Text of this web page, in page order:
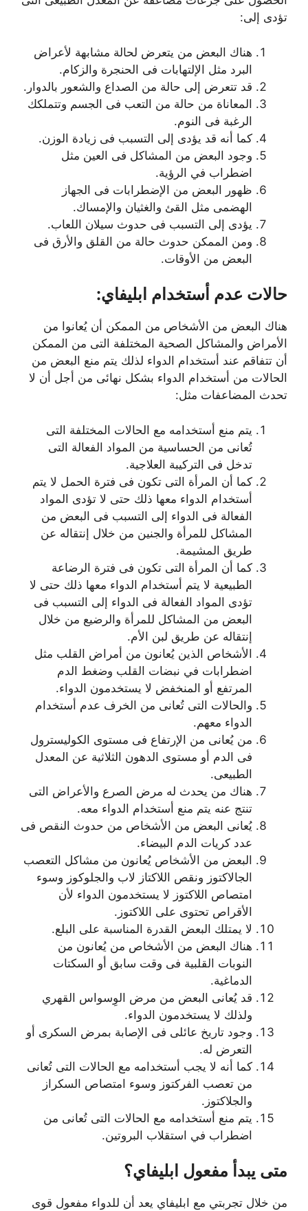
تؤدى إلى:
هناك البعض من يتعرض لحالة مشابهة لأعراض
البرد مثل الإلتهابات فى الحنجرة والزكام.
قد تتعرض إلى حالة من الصداع والشعور بالدوار.
المعاناة من حالة من التعب فى الجسم وتتملكك
الرغبة فى النوم.
كما أنه قد يؤدى إلى التسبب فى زيادة الوزن.
وجود البعض من المشاكل فى العين مثل
اضطراب في الرؤية.
ظهور البعض من الإضطرابات فى الجهاز
الهضمى مثل القئ والغثيان والإمساك.
يؤدى إلى التسبب فى حدوث سيلان اللعاب.
ومن الممكن حدوث حالة من القلق والأرق فى
البعض من الأوقات.
حالات عدم أستخدام ابليفاي:
هناك البعض من الأشخاص من الممكن أن يُعانوا من
الأمراض والمشاكل الصحية المختلفة التى من الممكن
أن تتفاقم عند أستخدام الدواء لذلك يتم منع البعض من
الحالات من أستخدام الدواء بشكل نهائى من أجل أن لا
تحدث المضاعفات مثل:
يتم منع أستخدامه مع الحالات المختلفة التى
تُعانى من الحساسية من المواد الفعالة التى
تدخل فى التركيبة العلاجية.
كما أن المرأة التى تكون فى فترة الحمل لا يتم
أستخدام الدواء معها ذلك حتى لا تؤدى المواد
الفعالة فى الدواء إلى التسبب فى البعض من
المشاكل للمرأة والجنين من خلال إنتقاله عن
طريق المشيمة.
كما أن المرأة التى تكون فى فترة الرضاعة
الطبيعية لا يتم أستخدام الدواء معها ذلك حتى لا
تؤدى المواد الفعالة فى الدواء إلى التسبب فى
البعض من المشاكل للمرأة والرضيع من خلال
إنتقاله عن طريق لبن الأم.
الأشخاص الذين يُعانون من أمراض القلب مثل
اضطرابات في نبضات القلب وضغط الدم
المرتفع أو المنخفض لا يستخدمون الدواء.
والحالات التى تُعانى من الخرف عدم أستخدام
الدواء معهم.
من يُعانى من الإرتفاع فى مستوى الكوليسترول
فى الدم أو مستوى الدهون الثلاثية عن المعدل
الطبيعى.
هناك من يحدث له مرض الصرع والأعراض التى
تنتج عنه يتم منع أستخدام الدواء معه.
يُعانى البعض من الأشخاص من حدوث النقص فى
عدد كريات الدم البيضاء.
البعض من الأشخاص يُعانون من مشاكل التعصب
الجالاكتوز ونقص اللاكتاز لاب والجلوكوز وسوء
امتصاص اللاكتوز لا يستخدمون الدواء لأن
الأقراص تحتوى على اللاكتوز.
لا يمتلك البعض القدرة المناسبة على البلع.
هناك البعض من الأشخاص من يُعانون من
النوبات القلبية فى وقت سابق أو السكتات
الدماغية.
قد يُعانى البعض من مرض الوِسواس القهري
ولذلك لا يستخدمون الدواء.
وجود تاريخ عائلى فى الإصابة بمرض السكرى أو
التعرض له.
كما أنه لا يجب أستخدامه مع الحالات التى تُعانى
من تعصب الفركتوز وسوء امتصاص السكراز
والجلاكتوز.
يتم منع أستخدامه مع الحالات التى تُعانى من
اضطراب في استقلاب البروتين.
متى يبدأ مفعول ابليفاي؟
من خلال تجربتي مع ابليفاي يعد أن للدواء مفعول قوى